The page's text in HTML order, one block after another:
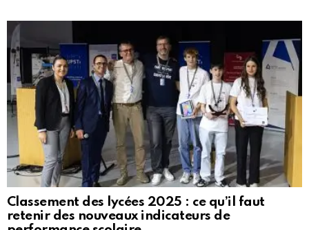
Classement des lycées 2025 : ce qu’il faut
retenir des nouveaux indicateurs de